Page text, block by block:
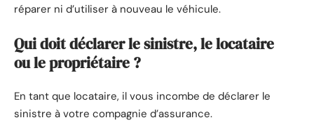
réparer ni d’utiliser à nouveau le véhicule.
Qui doit déclarer le sinistre, le locataire
ou le propriétaire ?
En tant que locataire, il vous incombe de déclarer le
sinistre à votre compagnie d’assurance.